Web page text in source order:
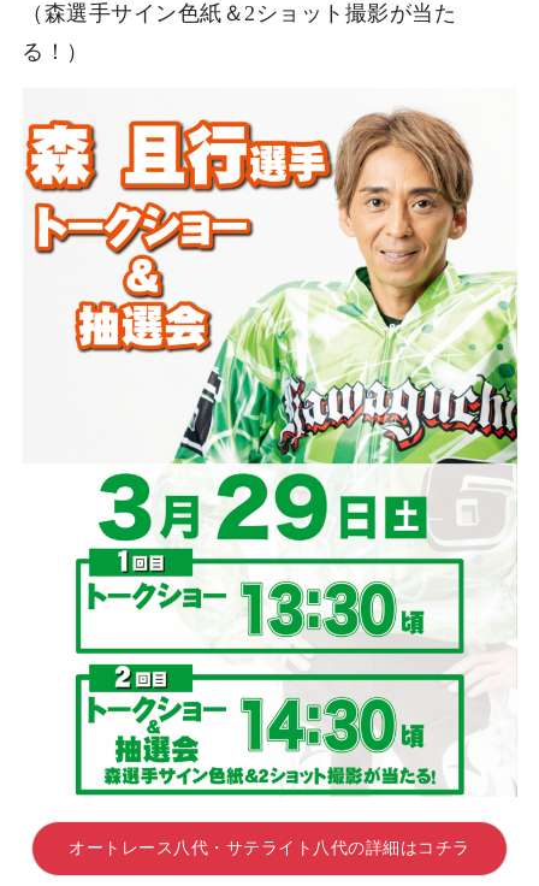
（森選手サイン色紙＆2ショット撮影が当た
る！）
オートレース八代・サテライト八代の詳細はコチラ